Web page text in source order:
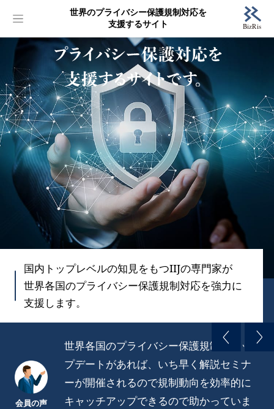
世界のプライバシー保護規制対応を
支援するサイト
国内トップレベルの知見をもつIIJの専門家が
世界各国のプライバシー保護規制対応を強力に
支援します。
会員の声
世界各国のプライバシー保護規制にアッ
プデートがあれば、いち早く解説セミナ
ーが開催されるので規制動向を効率的に
キャッチアップできるので助かっていま